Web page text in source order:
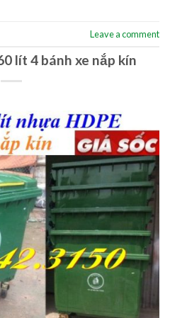
Leave a comment
lít 4 bánh xe nắp kín